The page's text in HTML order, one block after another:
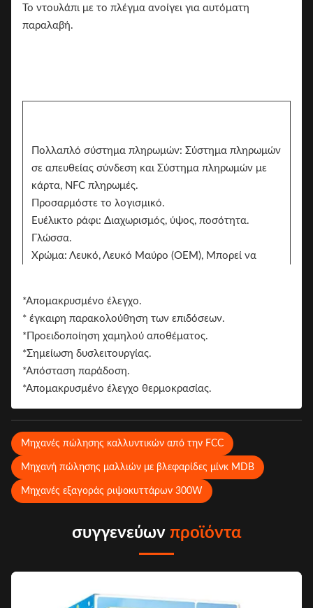
Το ντουλάπι με το πλέγμα ανοίγει για αυτόματη
παραλαβή.
Πολλαπλό σύστημα πληρωμών: Σύστημα πληρωμών
σε απευθείας σύνδεση και Σύστημα πληρωμών με
κάρτα, NFC πληρωμές.
Προσαρμόστε το λογισμικό.
Ευέλικτο ράφι: Διαχωρισμός, ύψος, ποσότητα.
Γλώσσα.
Χρώμα: Λευκό, Λευκό Μαύρο (OEM), Μπορεί να
Δύο πλευρές μπορούν να προσθέσουν το
αυτοκόλλητο για το branding
Το σήμα.
*Απομακρυσμένο έλεγχο.
* έγκαιρη παρακολούθηση των επιδόσεων.
*Προειδοποίηση χαμηλού αποθέματος.
*Σημείωση δυσλειτουργίας.
*Απόσταση παράδοση.
*Απομακρυσμένο έλεγχο θερμοκρασίας.
Μηχανές πώλησης καλλυντικών από την FCC
Μηχανή πώλησης μαλλιών με βλεφαρίδες μίνκ MDB
Μηχανές εξαγοράς ριψοκυττάρων 300W
συγγενεύων προϊόντα